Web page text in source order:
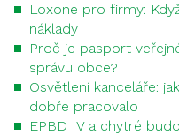
Loxone pro firmy:
náklady
Proč je pasport
správu obce?
Osvětlení kanceláře:
dobře pracovalo
EPBD IV a chytré